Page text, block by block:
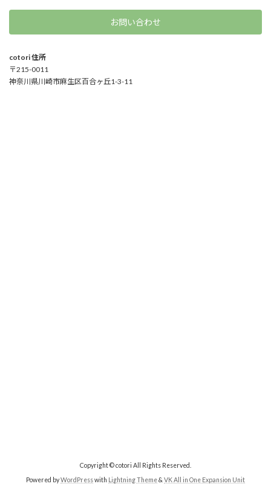
お問い合わせ
cotori 住所
〒215-0011
神奈川県川崎市麻生区百合ヶ丘1-3-11
Copyright © cotori All Rights Reserved.
Powered byWordPresswith Lightning Theme& VK All in One Expansion Unit